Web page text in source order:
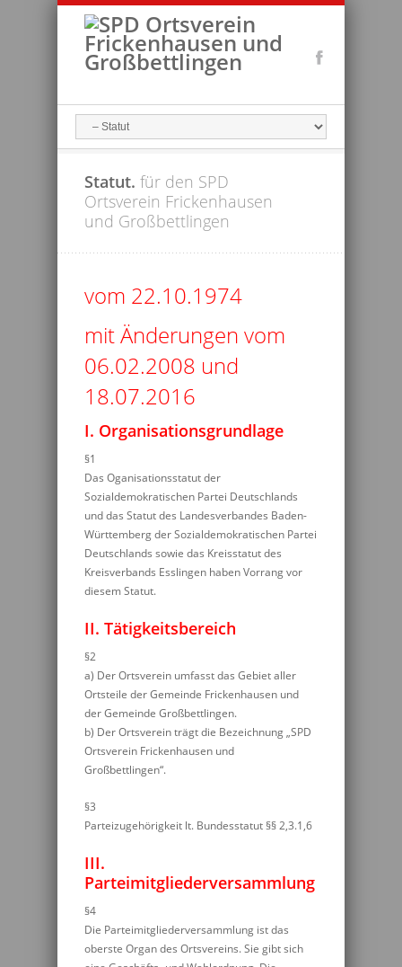
Statut. für den SPD
Ortsverein Frickenhausen
und Großbettlingen
vom 22.10.1974
mit Änderungen vom
06.02.2008 und
18.07.2016
I. Organisationsgrundlage
§1
Das Oganisationsstatut der
Sozialdemokratischen Partei Deutschlands
und das Statut des Landesverbandes Baden-
Württemberg der Sozialdemokratischen Partei
Deutschlands sowie das Kreisstatut des
Kreisverbands Esslingen haben Vorrang vor
diesem Statut.
II. Tätigkeitsbereich
§2
a) Der Ortsverein umfasst das Gebiet aller
Ortsteile der Gemeinde Frickenhausen und
der Gemeinde Großbettlingen.
b) Der Ortsverein trägt die Bezeichnung „SPD
Ortsverein Frickenhausen und
Großbettlingen“.
§3
Parteizugehörigkeit lt. Bundesstatut §§ 2,3.1,6
III.
Parteimitgliederversammlung
§4
Die Parteimitgliederversammlung ist das
oberste Organ des Ortsvereins. Sie gibt sich